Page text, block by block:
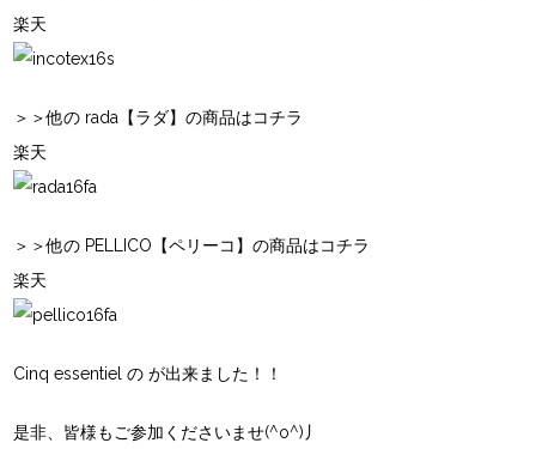
楽天
＞＞他の rada【ラダ】の商品はコチラ
楽天
＞＞他の PELLICO【ペリーコ】の商品はコチラ
楽天
Cinq essentiel のが出来ました！！
是非、皆様もご参加くださいませ(^o^)丿